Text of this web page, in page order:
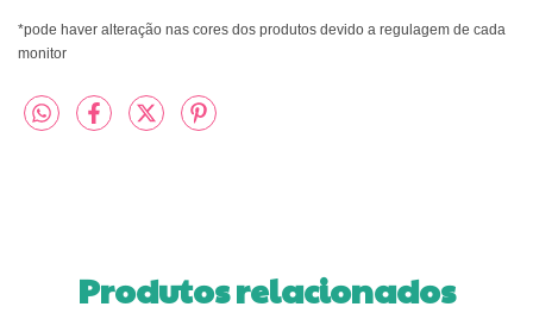
*pode haver alteração nas cores dos produtos devido a regulagem de cada
monitor
Produtos relacionados